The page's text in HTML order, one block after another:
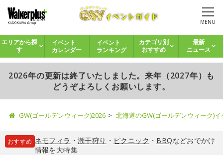
MENU
エリアから探
す
イベント
カレンダー
イベント
ランキング
カテゴリ別
おすすめ
最新
ニュース
2026年の更新は終了いたしました。来年（2027年）も
どうぞよろしくお願いします。
GW(ゴールデンウィーク)2026 北海道のGW(ゴールデンウィーク)
おすすめ ネモフィラ ・ 潮干狩り ・ ピクニック ・ BBQなどおでかけ
情報を大特集